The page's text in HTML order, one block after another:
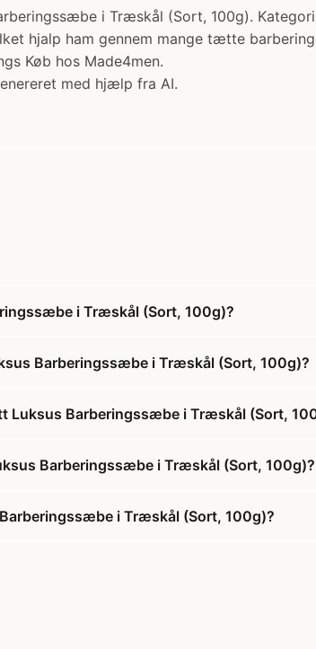
i Træskål (Sort, 100g).
hjalp ham gennem mange tætte
Køb hos Made4men.
med hjælp fra AI.
i Træskål (Sort, 100g)?
Barberingssæbe i Træskål (Sort, 100g)?
Luksus Barberingssæbe i Træskål (Sort,
Barberingssæbe i Træskål (Sort, 100g)?
i Træskål (Sort, 100g)?